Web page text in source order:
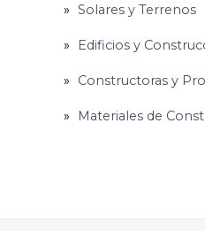
Solares y Terrenos
Edificios y
Constructoras y
Materiales de